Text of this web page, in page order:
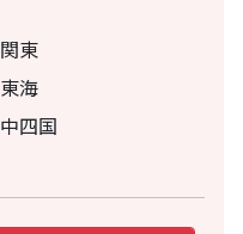
関東
東海
中四国